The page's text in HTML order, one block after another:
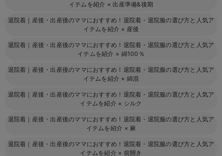
イテムを紹介 × 出産準備&後期
退院着｜産後・出産後のママにおすすめ！退院着・退院服の選び方と人気ア
イテムを紹介 × 産後
退院着｜産後・出産後のママにおすすめ！退院着・退院服の選び方と人気ア
イテムを紹介 × 綿100％
退院着｜産後・出産後のママにおすすめ！退院着・退院服の選び方と人気ア
イテムを紹介 × 綿混
退院着｜産後・出産後のママにおすすめ！退院着・退院服の選び方と人気ア
イテムを紹介 × シルク
退院着｜産後・出産後のママにおすすめ！退院着・退院服の選び方と人気ア
イテムを紹介 × 麻
退院着｜産後・出産後のママにおすすめ！退院着・退院服の選び方と人気ア
イテムを紹介 × 前開き